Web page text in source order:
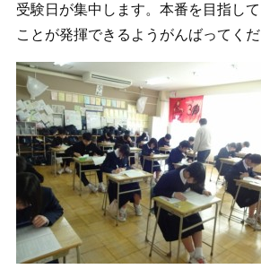
受験日が集中します。本番を目指し
ことが発揮できるようがんばってくだ